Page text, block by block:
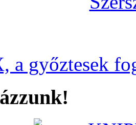
a győztesek